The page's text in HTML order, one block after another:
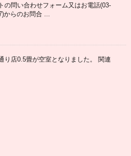
の問い合わせフォーム又はお電話(03-
からのお問合 ...
り店0.5畳が空室となりました。 関連